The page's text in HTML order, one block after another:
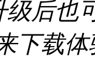
级后也
下载